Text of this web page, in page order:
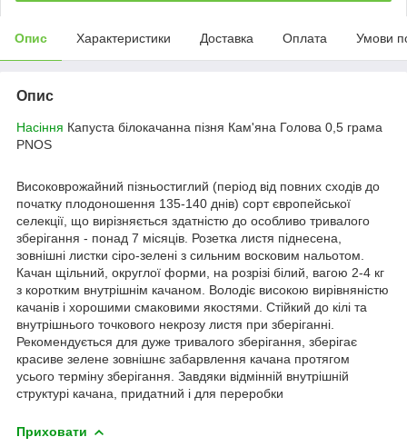
Опис Характеристики Доставка Оплата Умови
Опис
Насіння Капуста білокачанна пізня Кам'яна Голова 0,5 грама
PNOS
Високоврожайний пізньостиглий (період від повних сходів до
початку плодоношення 135-140 днів) сорт європейської
селекції, що вирізняється здатністю до особливо тривалого
зберігання - понад 7 місяців. Розетка листя піднесена,
зовнішні листки сіро-зелені з сильним восковим нальотом.
Качан щільний, округлої форми, на розрізі білий, вагою 2-4 кг
з коротким внутрішнім качаном. Володіє високою вирівняністю
качанів і хорошими смаковими якостями. Стійкий до кілі та
внутрішнього точкового некрозу листя при зберіганні.
Рекомендується для дуже тривалого зберігання, зберігає
красиве зелене зовнішнє забарвлення качана протягом
усього терміну зберігання. Завдяки відмінній внутрішній
структурі качана, придатний і для переробки
Приховати